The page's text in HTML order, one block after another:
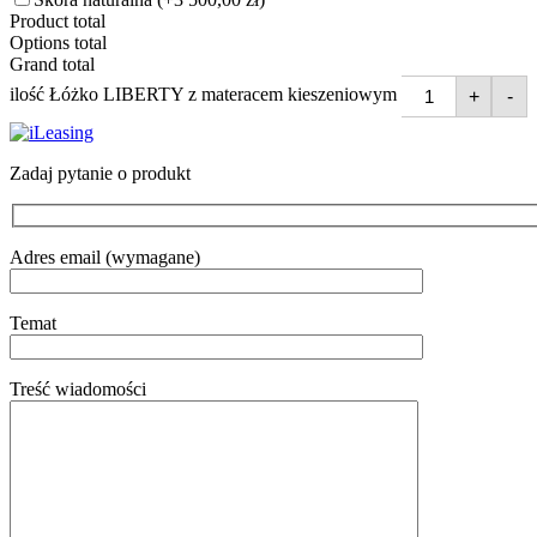
Product total
Options total
Grand total
ilość Łóżko LIBERTY z materacem kieszeniowym
+ -
Zadaj pytanie o produkt
Adres email (wymagane)
Temat
Treść wiadomości